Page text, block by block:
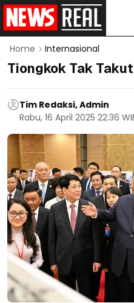
Home Internasional
Tiongkok Tak Takut
Tim Redaksi, Admin
Rabu, 16 April 2025 22:36